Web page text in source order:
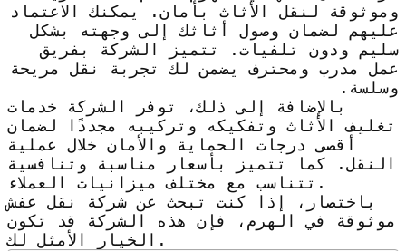
وموثوقة لنقل الأثاث بأمان. يمكنك الاعتماد
عليهم لضمان وصول أثاثك إلى وجهته بشكل
سليم ودون تلفيات. تتميز الشركة بفريق
عمل مدرب ومحترف يضمن لك تجربة نقل مريحة
وسلسة.
بالإضافة إلى ذلك، توفر الشركة خدمات
تغليف الأثاث وتفكيكه وتركيبه مجددًا لضمان
أقصى درجات الحماية والأمان خلال عملية
النقل. كما تتميز بأسعار مناسبة وتنافسية
تتناسب مع مختلف ميزانيات العملاء.
باختصار، إذا كنت تبحث عن شركة نقل عفش
موثوقة في الهرم، فإن هذه الشركة قد تكون
الخيار الأمثل لك.